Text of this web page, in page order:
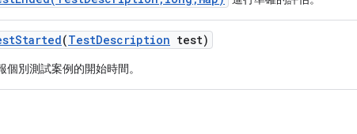
Started(TestDescription test)
個別測試案例的開始時間。